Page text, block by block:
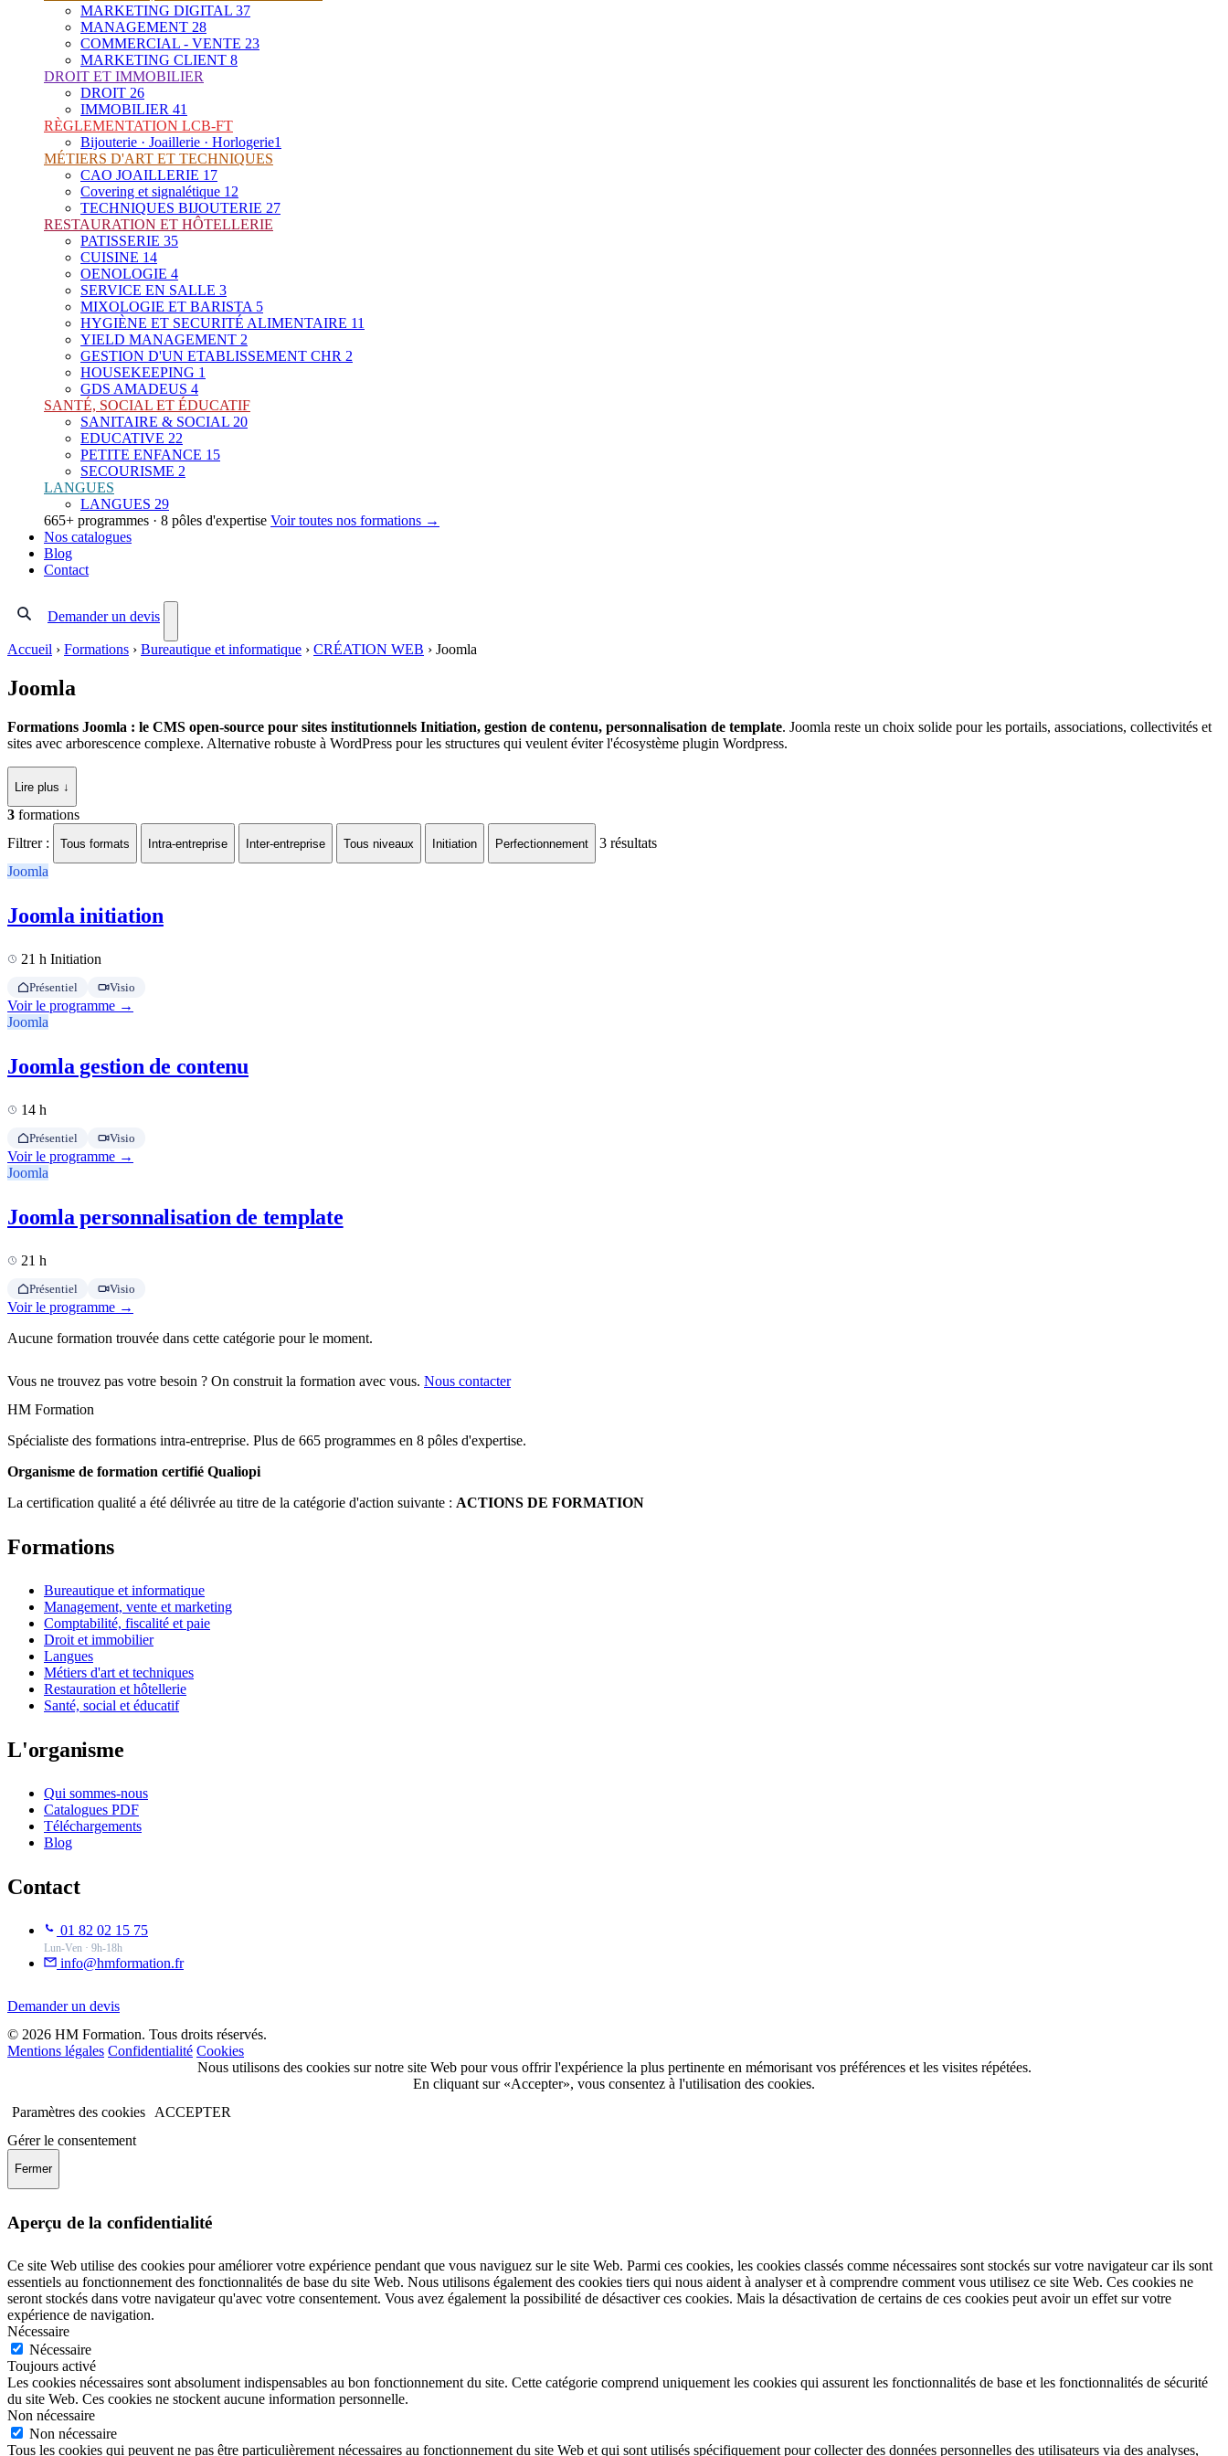
MARKETING DIGITAL 37
MANAGEMENT 28
COMMERCIAL - VENTE 23
MARKETING CLIENT 8
DROIT ET IMMOBILIER
DROIT 26
IMMOBILIER 41
RÈGLEMENTATION LCB-FT
Bijouterie · Joaillerie · Horlogerie1
MÉTIERS D'ART ET TECHNIQUES
CAO JOAILLERIE 17
Covering et signalétique 12
TECHNIQUES BIJOUTERIE 27
RESTAURATION ET HÔTELLERIE
PATISSERIE 35
CUISINE 14
OENOLOGIE 4
SERVICE EN SALLE 3
MIXOLOGIE ET BARISTA 5
HYGIÈNE ET SECURITÉ ALIMENTAIRE 11
YIELD MANAGEMENT 2
GESTION D'UN ETABLISSEMENT CHR 2
HOUSEKEEPING 1
GDS AMADEUS 4
SANTÉ, SOCIAL ET ÉDUCATIF
SANITAIRE & SOCIAL 20
EDUCATIVE 22
PETITE ENFANCE 15
SECOURISME 2
LANGUES
LANGUES 29
665+ programmes · 8 pôles d'expertise Voir toutes nos formations →
Nos catalogues
Blog
Contact
Demander un devis
Accueil › Formations › Bureautique et informatique › CRÉATION WEB › Joomla
Joomla
Formations Joomla : le CMS open-source pour sites institutionnels Initiation, gestion de contenu, personnalisation de template. Joomla reste un choix solide pour les portails, associations, collectivités et
sites avec arborescence complexe. Alternative robuste à WordPress pour les structures qui veulent éviter l'écosystème plugin Wordpress.
Lire plus ↓
3 formations
Filtrer :
Tous formats Intra-entreprise Inter-entreprise Tous niveaux Initiation Perfectionnement 3 résultats
Joomla
Joomla initiation
21 h Initiation
Présentiel Visio
Voir le programme →
Joomla
Joomla gestion de contenu
14 h
Présentiel Visio
Voir le programme →
Joomla
Joomla personnalisation de template
21 h
Présentiel Visio
Voir le programme →
Aucune formation trouvée dans cette catégorie pour le moment.
Vous ne trouvez pas votre besoin ? On construit la formation avec vous. Nous contacter
HM Formation
Spécialiste des formations intra-entreprise. Plus de 665 programmes en 8 pôles d'expertise.
Organisme de formation certifié Qualiopi
La certification qualité a été délivrée au titre de la catégorie d'action suivante : ACTIONS DE FORMATION
Formations
Bureautique et informatique
Management, vente et marketing
Comptabilité, fiscalité et paie
Droit et immobilier
Langues
Métiers d'art et techniques
Restauration et hôtellerie
Santé, social et éducatif
L'organisme
Qui sommes-nous
Catalogues PDF
Téléchargements
Blog
Contact
01 82 02 15 75
Lun-Ven · 9h-18h
info@hmformation.fr
Demander un devis
© 2026 HM Formation. Tous droits réservés.
Mentions légales Confidentialité Cookies
Nous utilisons des cookies sur notre site Web pour vous offrir l'expérience la plus pertinente en mémorisant vos préférences et les visites répétées.
En cliquant sur «Accepter», vous consentez à l'utilisation des cookies.
Paramètres des cookies
ACCEPTER
Gérer le consentement
Fermer
Aperçu de la confidentialité
Ce site Web utilise des cookies pour améliorer votre expérience pendant que vous naviguez sur le site Web. Parmi ces cookies, les cookies classés comme nécessaires sont stockés sur votre navigateur car ils sont
essentiels au fonctionnement des fonctionnalités de base du site Web. Nous utilisons également des cookies tiers qui nous aident à analyser et à comprendre comment vous utilisez ce site Web. Ces cookies ne
seront stockés dans votre navigateur qu'avec votre consentement. Vous avez également la possibilité de désactiver ces cookies. Mais la désactivation de certains de ces cookies peut avoir un effet sur votre
expérience de navigation.
Nécessaire
Nécessaire
Toujours activé
Les cookies nécessaires sont absolument indispensables au bon fonctionnement du site. Cette catégorie comprend uniquement les cookies qui assurent les fonctionnalités de base et les fonctionnalités de sécurité
du site Web. Ces cookies ne stockent aucune information personnelle.
Non nécessaire
Non nécessaire
Tous les cookies qui peuvent ne pas être particulièrement nécessaires au fonctionnement du site Web et qui sont utilisés spécifiquement pour collecter des données personnelles des utilisateurs via des analyses,